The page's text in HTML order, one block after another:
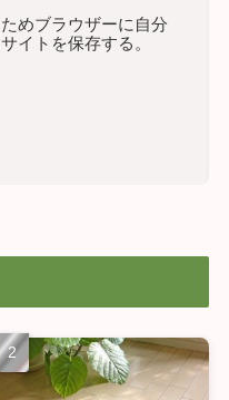
めブラウザーに自分
イトを保存する。